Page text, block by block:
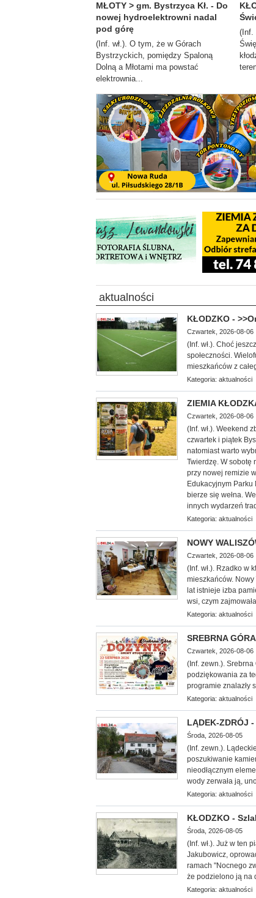
MŁOTY > gm. Bystrzyca Kł. - Do
nowej hydroelektrowni nadal
pod górę
(Inf. wł.). O tym, że w Górach
Bystrzyckich, pomiędzy Spaloną
Dolną a Młotami ma powstać
elektrownia...
(Inf.
aktualności
KŁODZKO -
Czwartek, 2026-08-06
(Inf. wł.). Choć
społeczności.
mieszkańców z
Kategoria: aktualności
ZIEMIA
Czwartek, 2026-08-06
(Inf. wł.). Weekend
czwartek i piątek
natomiast warto
Twierdzę. W sobotę
przy nowej remizie
Edukacyjnym
bierze się wełna.
innych wydarzeń
Kategoria: aktualności
NOWY
Czwartek, 2026-08-06
(Inf. wł.). Rzadko w
mieszkańców.
lat istnieje izba
wsi, czym
Kategoria: aktualności
SREBRNA
Czwartek, 2026-08-06
(Inf. zewn.).
podziękowania za
programie znalazły
Kategoria: aktualności
LĄDEK-ZDRÓJ
Środa, 2026-08-05
(Inf. zewn.).
poszukiwanie
nieodłącznym
wody zerwała ją,
Kategoria: aktualności
KŁODZKO -
Środa, 2026-08-05
(Inf. wł.). Już w ten
Jakubowicz,
ramach "Nocnego
że podzielono ją na
Kategoria: aktualności